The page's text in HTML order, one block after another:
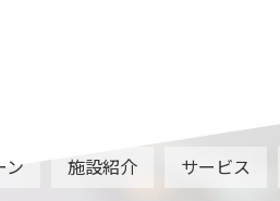
ン 施設紹介 サービス